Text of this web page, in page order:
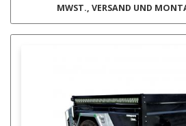
MWST., VERSAND UND